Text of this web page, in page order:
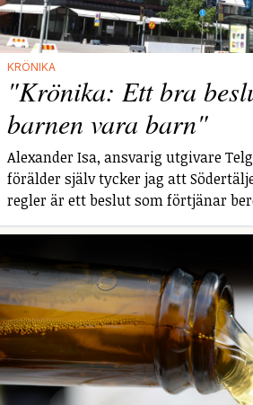
KRÖNIKA
"Krönika: Ett bra
barnen vara barn"
Alexander Isa, ansvarig utgivare
förälder själv tycker jag att
regler är ett beslut som förtjänar